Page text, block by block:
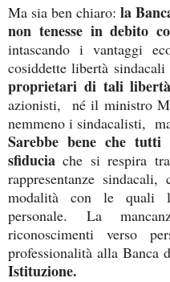
Ma sia ben chiaro: la
non tenesse in debito
intascando i vantaggi
cosiddette libertà
proprietari di tali libertà
azionisti, né il ministro
nemmeno i sindacalisti,
Sarebbe bene che
sfiduciache si respira
rappresentanze
modalità con le quali
personale. La
riconoscimenti verso
professionalità alla Banca
Istituzione.